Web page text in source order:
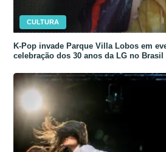
CULTURA
K-Pop invade Parque Villa Lobos em
celebração dos 30 anos da LG no Brasil